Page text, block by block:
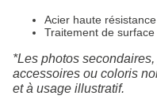
Acier haute résistance
Traitement de
*Les photos
accessoires ou coloris
et à usage illustratif.